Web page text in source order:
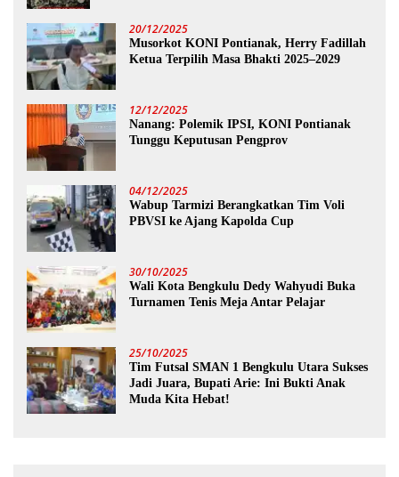
20/12/2025
Musorkot KONI Pontianak, Herry Fadillah
Ketua Terpilih Masa Bhakti 2025–2029
12/12/2025
Nanang: Polemik IPSI, KONI Pontianak
Tunggu Keputusan Pengprov
04/12/2025
Wabup Tarmizi Berangkatkan Tim Voli
PBVSI ke Ajang Kapolda Cup
30/10/2025
Wali Kota Bengkulu Dedy Wahyudi Buka
Turnamen Tenis Meja Antar Pelajar
25/10/2025
Tim Futsal SMAN 1 Bengkulu Utara Sukses
Jadi Juara, Bupati Arie: Ini Bukti Anak
Muda Kita Hebat!